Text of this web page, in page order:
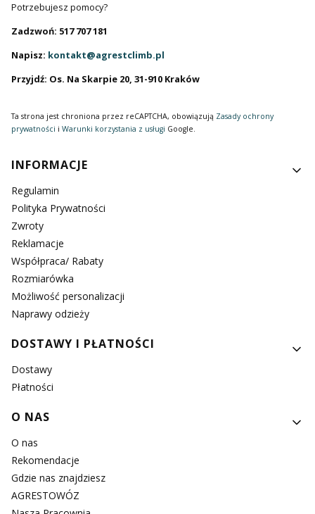
Potrzebujesz pomocy?
Zadzwoń: 517 707 181
Napisz: kontakt@agrestclimb.pl
Przyjdź: Os. Na Skarpie 20, 31-910 Kraków
Ta strona jest chroniona przez reCAPTCHA, obowiązują Zasady ochrony
prywatności i Warunki korzystania z usługi Google.
Linki w stopce
INFORMACJE
Regulamin
Polityka Prywatności
Zwroty
Reklamacje
Współpraca/ Rabaty
Rozmiarówka
Możliwość personalizacji
Naprawy odzieży
DOSTAWY I PŁATNOŚCI
Dostawy
Płatności
O NAS
O nas
Rekomendacje
Gdzie nas znajdziesz
AGRESTOWÓZ